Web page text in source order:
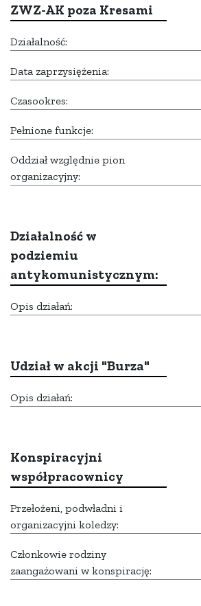
ZWZ-AK poza Kresami
Działalność:
Data zaprzysiężenia:
Czasookres:
Pełnione funkcje:
Oddział względnie pion
organizacyjny:
Działalność w
podziemiu
antykomunistycznym:
Opis działań:
Udział w akcji "Burza"
Opis działań:
Konspiracyjni
współpracownicy
Przełożeni, podwładni i
organizacyjni koledzy:
Członkowie rodziny
zaangażowani w konspirację: